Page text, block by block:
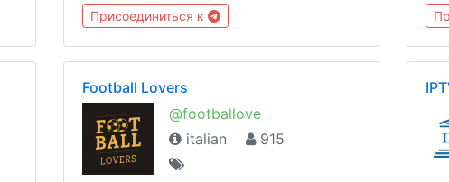
problemi e trascorrere del tempo.Segui anche il
nostro CANALE: https://t.me/ispazio
Присоединиться к
Football Lovers
@footballove
italian
915